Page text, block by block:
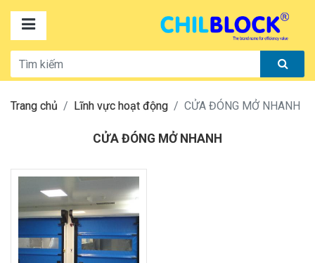
Trang chủ Lĩnh vực hoạt động CỬA ĐÓNG MỞ NHANH
CỬA ĐÓNG MỞ NHANH